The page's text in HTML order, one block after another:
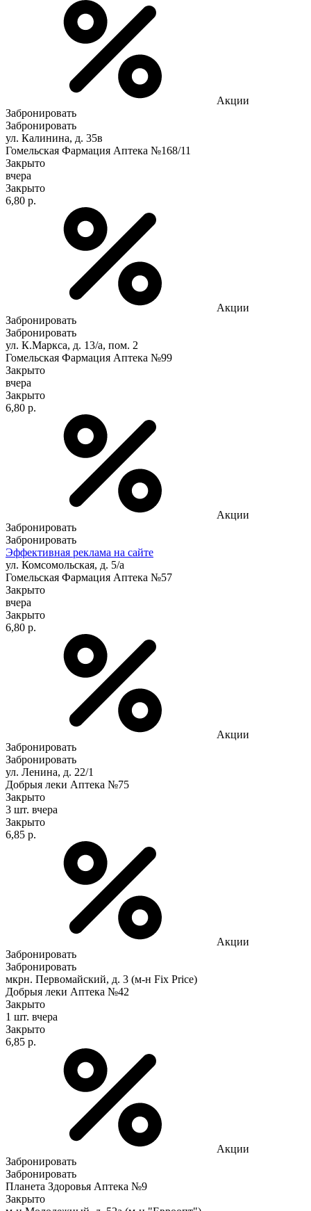
Акции
Забронировать
Забронировать
ул. Калинина, д. 35в
Гомельская Фармация Аптека №168/11
Закрыто
вчера
Закрыто
6,80 р.
Акции
Забронировать
Забронировать
ул. К.Маркса, д. 13/а, пом. 2
Гомельская Фармация Аптека №99
Закрыто
вчера
Закрыто
6,80 р.
Акции
Забронировать
Забронировать
Эффективная реклама на сайте
ул. Комсомольская, д. 5/а
Гомельская Фармация Аптека №57
Закрыто
вчера
Закрыто
6,80 р.
Акции
Забронировать
Забронировать
ул. Ленина, д. 22/1
Добрыя леки Аптека №75
Закрыто
3 шт. вчера
Закрыто
6,85 р.
Акции
Забронировать
Забронировать
мкрн. Первомайский, д. 3 (м-н Fix Рrice)
Добрыя леки Аптека №42
Закрыто
1 шт. вчера
Закрыто
6,85 р.
Акции
Забронировать
Забронировать
Планета Здоровья Аптека №9
Закрыто